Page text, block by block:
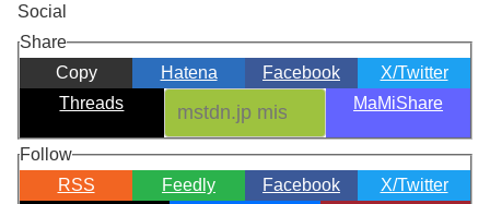
Social
Share
Copy
Hatena Facebook
X/Twitter
Threads
MaMiShare
Follow
RSS
Feedly Facebook
X/Twitter